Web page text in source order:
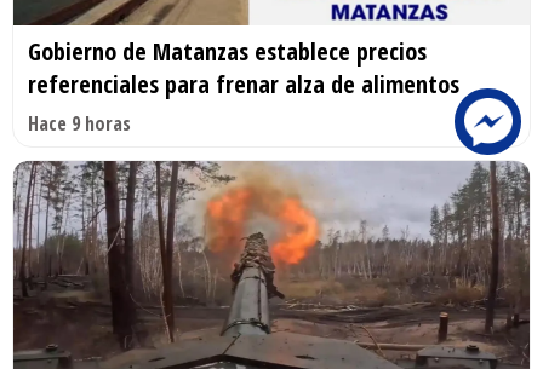
Gobierno de Matanzas establece precios
referenciales para frenar alza de alimentos
Hace 9 horas